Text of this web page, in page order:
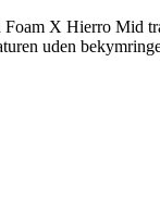
X Hierro Mid
uden